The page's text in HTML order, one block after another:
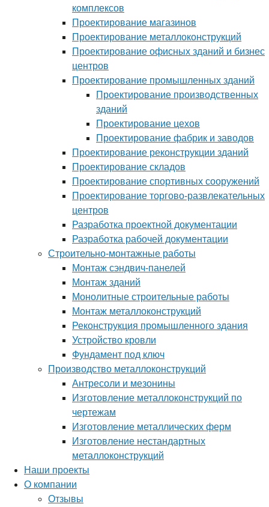
комплексов
Проектирование магазинов
Проектирование металлоконструкций
Проектирование офисных зданий и бизнес
центров
Проектирование промышленных зданий
Проектирование производственных
зданий
Проектирование цехов
Проектирование фабрик и заводов
Проектирование реконструкции зданий
Проектирование складов
Проектирование спортивных сооружений
Проектирование торгово-развлекательных
центров
Разработка проектной документации
Разработка рабочей документации
Строительно-монтажные работы
Монтаж сэндвич-панелей
Монтаж зданий
Монолитные строительные работы
Монтаж металлоконструкций
Реконструкция промышленного здания
Устройство кровли
Фундамент под ключ
Производство металлоконструкций
Антресоли и мезонины
Изготовление металлоконструкций по
чертежам
Изготовление металлических ферм
Изготовление нестандартных
металлоконструкций
Наши проекты
О компании
Отзывы